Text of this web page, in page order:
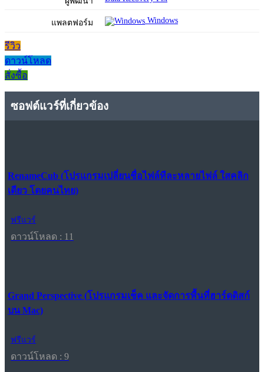
แพลตฟอร์ม Windows
รีวิว
ดาวน์โหลด
สั่งซื้อ
ซอฟต์แวร์ที่เกี่ยวข้อง
RenameCub (โปรแกรมเปลี่ยนชื่อไฟล์ทีละหลายไฟล์ ใสคลิก
เดียว โดยคนไทย)
ฟรีแวร์
ดาวน์โหลด : 11
Grand Perspective (โปรแกรมเช็ค และจัดการพื้นที่ฮาร์ดดิสก์
บน Mac)
ฟรีแวร์
ดาวน์โหลด : 9